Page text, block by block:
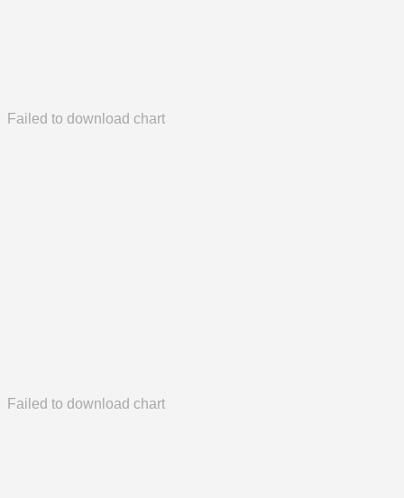
Failed to download chart
Failed to download chart